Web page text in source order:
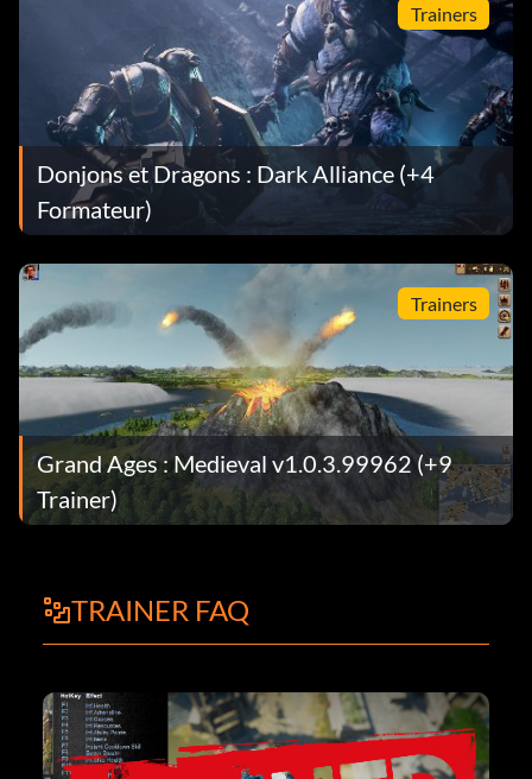
Trainers
Donjons et Dragons : Dark Alliance (+4
Formateur)
Trainers
Grand Ages : Medieval v1.0.3.99962 (+9
Trainer)
TRAINER FAQ